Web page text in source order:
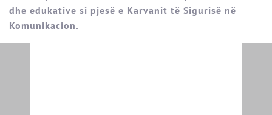
dhe edukative si pjesë e Karvanit të Sigurisë në
Komunikacion.